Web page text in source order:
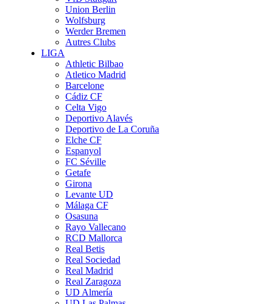
Union Berlin
Wolfsburg
Werder Bremen
Autres Clubs
LIGA
Athletic Bilbao
Atletico Madrid
Barcelone
Cádiz CF
Celta Vigo
Deportivo Alavés
Deportivo de La Coruña
Elche CF
Espanyol
FC Séville
Getafe
Girona
Levante UD
Málaga CF
Osasuna
Rayo Vallecano
RCD Mallorca
Real Betis
Real Sociedad
Real Madrid
Real Zaragoza
UD Almería